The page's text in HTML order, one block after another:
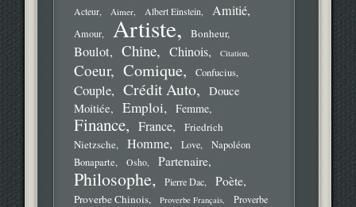
Acteur Aimer Albert Einstein Amitié
Amour Artiste Bonheur
Boulot Chine Chinois Citation
Coeur Comique Confucius
Couple Crédit Auto
Douce
Moitiée
Emploi Femme
Finance France
Friedrich
Nietzsche
Homme Love
Napoléon
Bonaparte
Osho Partenaire
Philosophe Pierre Dac Poète
Proverbe Chinois Proverbe Français
Proverbe